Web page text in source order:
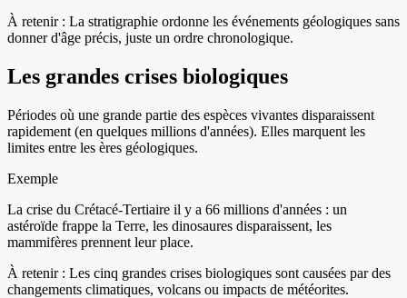
À retenir : La stratigraphie ordonne les événements géologiques sans
donner d'âge précis, juste un ordre chronologique.
Les grandes crises biologiques
Périodes où une grande partie des espèces vivantes disparaissent
rapidement (en quelques millions d'années). Elles marquent les
limites entre les ères géologiques.
Exemple
La crise du Crétacé-Tertiaire il y a 66 millions d'années : un
astéroïde frappe la Terre, les dinosaures disparaissent, les
mammifères prennent leur place.
À retenir : Les cinq grandes crises biologiques sont causées par des
changements climatiques, volcans ou impacts de météorites.